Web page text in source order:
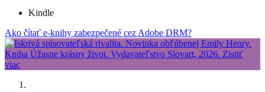
Kindle
Ako čítať e-knihy zabezpečené cez Adobe DRM?